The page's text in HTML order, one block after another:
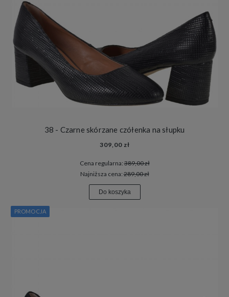
38 - Czarne skórzane czółenka na słupku
309,00 zł
Cena regularna:389,00 zł
Najniższa cena:289,00 zł
Do koszyka
PROMOCJA